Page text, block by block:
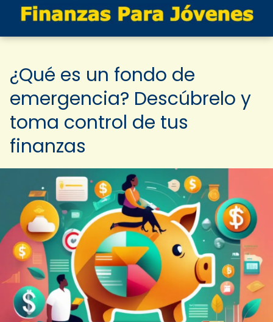
¿Qué es un fondo de
emergencia? Descúbrelo y
toma control de tus
finanzas